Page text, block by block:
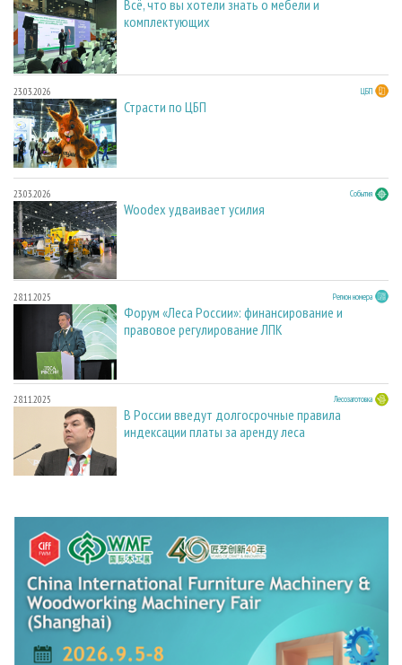
Всё, что вы хотели знать о мебели и
комплектующих
23.03.2026 ЦБП
Страсти по ЦБП
23.03.2026 События
Woodex удваивает усилия
28.11.2025 Регион номера
Форум «Леса России»: финансирование и
правовое регулирование ЛПК
28.11.2025 Лесозаготовка
В России введут долгосрочные правила
индексации платы за аренду леса